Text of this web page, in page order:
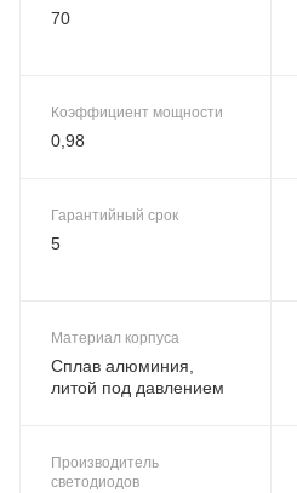
70
Коэффициент мощности
0,98
Гарантийный срок
5
Материал корпуса
Сплав алюминия,
литой под давлением
Производитель
светодиодов